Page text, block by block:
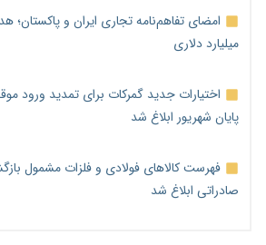
میلیارد دلاری
اختیارات جدید گمرکات برای تمدید ورود
پایان شهریور ابلاغ شد
صادراتی ابلاغ شد